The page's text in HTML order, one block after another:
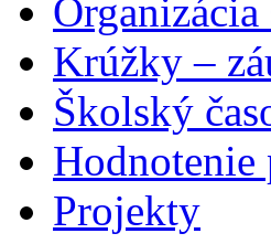
Krúžky –
Školský
Hodnotenie
Projekty